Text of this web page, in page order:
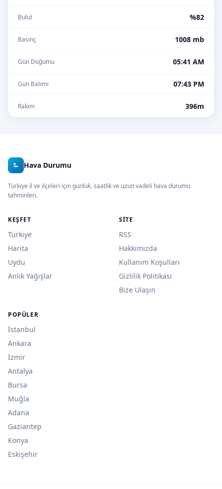
Bulut %82
Basınç 1008 mb
Gün Doğumu 05:41 AM
Gün Batımı 07:43 PM
Rakım 396m
Hava Durumu
Türkiye il ve ilçeleri için günlük, saatlik ve uzun vadeli hava durumu
tahminleri.
KEŞFET
Türkiye
Harita
Uydu
Anlık Yağışlar
SITE
RSS
Hakkımızda
Kullanım Koşulları
Gizlilik Politikası
Bize Ulaşın
POPÜLER
İstanbul
Ankara
İzmir
Antalya
Bursa
Muğla
Adana
Gaziantep
Konya
Eskişehir